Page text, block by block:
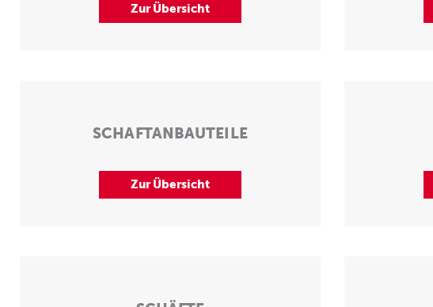
Zur Übersicht
SCHAFTANBAUTEILE
Zur Übersicht